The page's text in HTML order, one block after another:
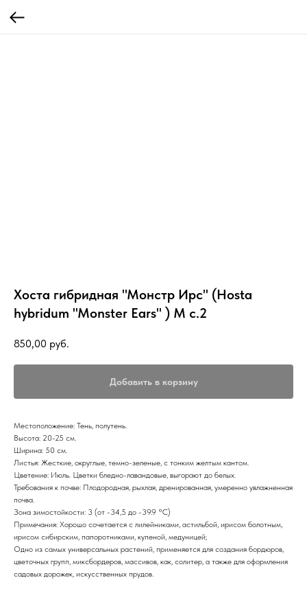
Хоста гибридная "Монстр Ирс" (Hosta
hybridum "Monster Ears" ) M с.2
850,00 руб.
Добавить в корзину
Местоположение: Тень, полутень.
Высота: 20-25 см.
Ширина: 50 см.
Листья: Жесткие, округлые, темно-зеленые, с тонким желтым кантом.
Цветение: Июль. Цветки бледно-лавандовые, выгорают до белых.
Требования к почве: Плодородная, рыхлая, дренированная, умеренно увлажненная
почва.
Зона зимостойкости: 3 (от -34,5 до -39.9 °С)
Примечания: Хорошо сочетается с лилейниками, астильбой, ирисом болотным,
ирисом сибирским, папоротниками, купеной, медуницей;
Одно из самых универсальных растений, применяется для создания бордюров,
цветочных групп, миксбордеров, массивов, как, солитер, а также для оформления
садовых дорожек, искусственных прудов.